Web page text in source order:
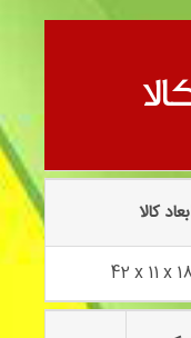
کالا
42 x 11 x